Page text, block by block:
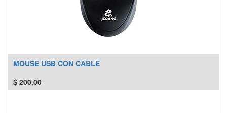
MOUSE USB CON CABLE
$ 200,00